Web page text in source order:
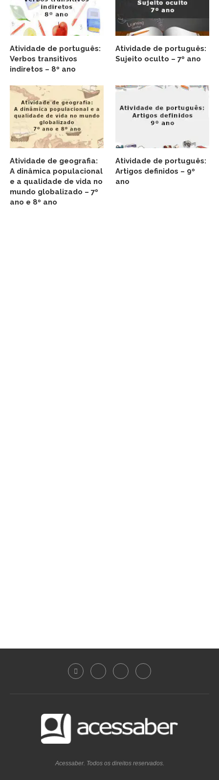
Atividade de português:
Verbos transitivos
indiretos – 8º ano
Atividade de português:
Sujeito oculto – 7º ano
Atividade de geografia:
A dinâmica populacional
e a qualidade de vida no
mundo globalizado – 7º
ano e 8º ano
Atividade de português:
Artigos definidos – 9º
ano
Acessaber. Todos os direitos reservados.